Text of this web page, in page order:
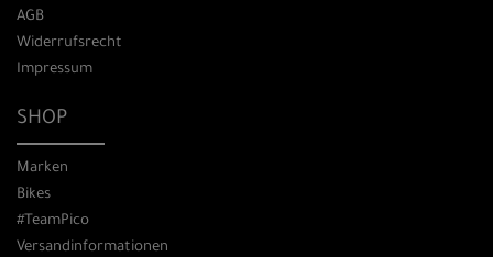
AGB
Widerrufsrecht
Impressum
SHOP
Marken
Bikes
#TeamPico
Versandinformationen